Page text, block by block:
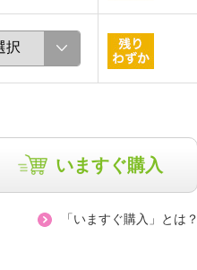
いますぐ購入
「いますぐ購入」とは？